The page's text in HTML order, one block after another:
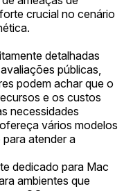
crucial no cenário
detalhadas
públicas,
podem achar que o
e os custos
necessidades
vários modelos
atender a
dedicado para Mac
ambientes que